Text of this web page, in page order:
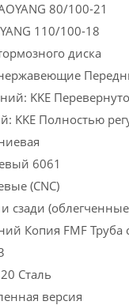
80/100-21
110/100-18
диска
KKE
KKE Полностью
6061
(CNC)
сзади
Копия FMF Труба
Сталь
версия